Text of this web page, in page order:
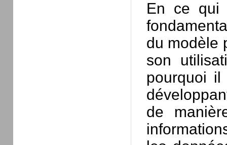
En ce qui
du modèle
son
pourquoi
de